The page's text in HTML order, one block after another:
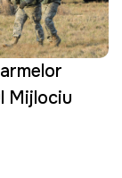
Mijlociu